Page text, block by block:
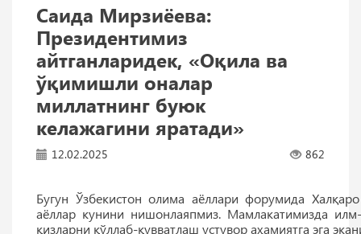
Саида Мирзиёева:
Президентимиз
айтганларидек, «Оқила ва
ўқимишли оналар
миллатнинг буюк
келажагини яратади»
12.02.2025 862
Бугун Ўзбекистон олима аёллари форумида
аёллар кунини нишонлаяпмиз. Мамлакатимизда
қизларни қўллаб-қувватлаш устувор аҳамиятга эга